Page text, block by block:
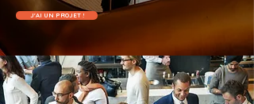
J'AI UN PROJET !